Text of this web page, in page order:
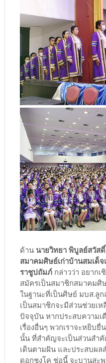
ด้าน นายวิทยา พิบูลย์สวัส
สมาคมศิษย์เก่าบ้านสมเด็จ
ราชูปถัมภ์ กล่าวว่า อยาก
สมัครเป็นสมาชิกสมาคมศิ
ในฐานะที่เป็นศิษย์ มบส.ลู
เป็นสมาชิกจะมีส่วนช่วยเ
ปัจจุบัน หากประสบความ
เรื่องอื่นๆ พวกเราจะหยิบยื่
นั้น ที่สำคัญจะเป็นส่วนสำ
เดินตามฝัน และประสบผล
ดอกชงโค ช่อนี้ จะบานสะพ